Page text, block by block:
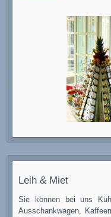
Leih & Miet
Sie können bei uns
Ausschankwagen,